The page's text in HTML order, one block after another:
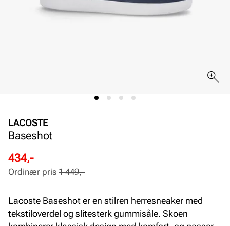
LACOSTE
Baseshot
Rabattert
pris
434,-
Ordinær
pris
Ordinær pris 1 449,-
Lacoste Baseshot er en stilren herresneaker med
tekstiloverdel og slitesterk gummisåle. Skoen